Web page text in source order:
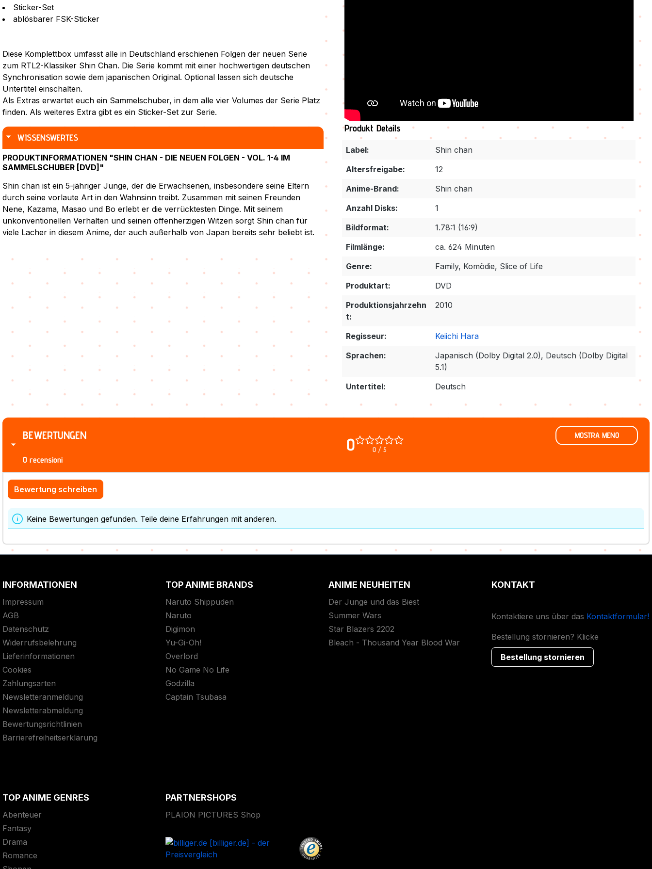
Sticker-Set
ablösbarer FSK-Sticker
Diese Komplettbox umfasst alle in Deutschland erschienen Folgen der neuen Serie
zum RTL2-Klassiker Shin Chan. Die Serie kommt mit einer hochwertigen deutschen
Synchronisation sowie dem japanischen Original. Optional lassen sich deutsche
Untertitel einschalten.
Als Extras erwartet euch ein Sammelschuber, in dem alle vier Volumes der Serie Platz
finden. Als weiteres Extra gibt es ein Sticker-Set zur Serie.
WISSENSWERTES
PRODUKTINFORMATIONEN "SHIN CHAN - DIE NEUEN FOLGEN - VOL. 1-4 IM
SAMMELSCHUBER [DVD]"
Shin chan ist ein 5-jähriger Junge, der die Erwachsenen, insbesondere seine Eltern
durch seine vorlaute Art in den Wahnsinn treibt. Zusammen mit seinen Freunden
Nene, Kazama, Masao und Bo erlebt er die verrücktesten Dinge. Mit seinem
unkonventionellen Verhalten und seinen offenherzigen Witzen sorgt Shin chan für
viele Lacher in diesem Anime, der auch außerhalb von Japan bereits sehr beliebt ist.
Produkt Details
Label:
Shin chan
Altersfreigabe:
12
Anime-Brand:
Shin chan
Anzahl Disks:
1
Bildformat:
1.78:1 (16:9)
Filmlänge:
ca. 624 Minuten
Genre:
Family, Komödie, Slice of Life
Produktart:
DVD
Produktionsjahrzehn
t:
2010
Regisseur:
Keiichi Hara
Sprachen:
Japanisch (Dolby Digital 2.0), Deutsch (Dolby Digital
5.1)
Untertitel:
Deutsch
BEWERTUNGEN 0 0 / 5
0 recensioni
MOSTRA MENO
Bewertung schreiben
Keine Bewertungen gefunden. Teile deine Erfahrungen mit anderen.
INFORMATIONEN
Impressum
AGB
Datenschutz
Widerrufsbelehrung
Lieferinformationen
Cookies
Zahlungsarten
Newsletteranmeldung
Newsletterabmeldung
Bewertungsrichtlinien
Barrierefreiheitserklärung
TOP ANIME BRANDS
Naruto Shippuden
Naruto
Digimon
Yu-Gi-Oh!
Overlord
No Game No Life
Godzilla
Captain Tsubasa
ANIME NEUHEITEN
Der Junge und das Biest
Summer Wars
Star Blazers 2202
Bleach - Thousand Year Blood War
KONTAKT
Kontaktiere uns über das Kontaktformular!
Bestellung stornieren? Klicke
Bestellung stornieren
TOP ANIME GENRES
Abenteuer
Fantasy
Drama
Romance
PARTNERSHOPS
PLAION PICTURES Shop